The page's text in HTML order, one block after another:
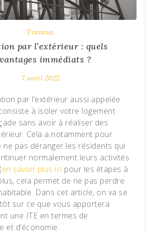
Travaux
par l’extérieur : quels
immédiats ?
7 avril 2022
par l’extérieur aussi appelée
à isoler votre logement
sans avoir à réaliser des
Cela a notamment pour
ne pas déranger les résidents qui
normalement leurs activités
en savoir plus ici pour les étapes à
cela permet de ne pas perdre
Dans cet article, on va se
sur ce que vous apportera
une ITE en termes de
et d’économie.